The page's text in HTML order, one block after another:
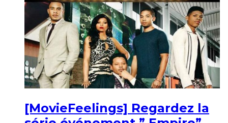
[MovieFeelings] Regardez la